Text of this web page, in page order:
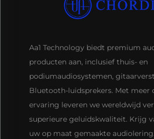
Aa1 Technology biedt premium
producten aan, inclusief thuis- en
podiumaudiosystemen,
Bluetooth-luidsprekers. Met meer
ervaring leveren we wereldwijd
superieure geluidskwaliteit. Krijg
uw op maat gemaakte audiolering.